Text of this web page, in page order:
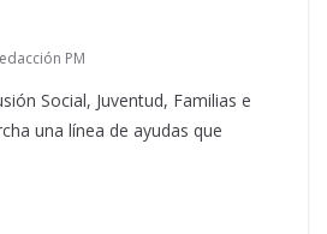
PM
Social, Juventud, Familias e
una línea de ayudas que